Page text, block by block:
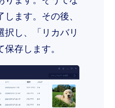
ます。その後、
択し、「リカバリ
存します。